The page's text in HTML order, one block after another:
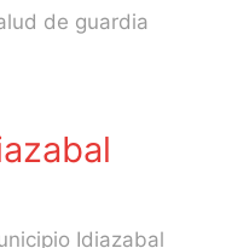
de guardia
Idiazabal